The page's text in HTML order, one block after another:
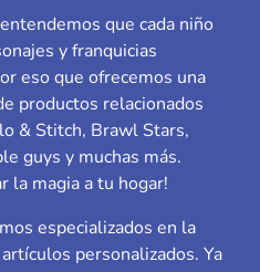
que cada niño
y franquicias
eso que ofrecemos una
productos relacionados
& Stitch, Brawl Stars,
guys y muchas más.
la magia a tu hogar!
especializados en la
personalizados. Ya